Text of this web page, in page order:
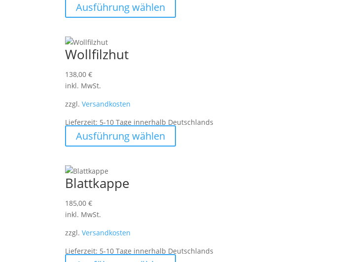
Ausführung wählen
Produkt
der
Produktseite
Wollfilzhut
138,00 €
inkl. MwSt.
zzgl. Versandkosten
Lieferzeit: 5-10 Tage innerhalb Deutschlands
Ausführung wählen
Produkt
der
Produktseite
Blattkappe
185,00 €
inkl. MwSt.
zzgl. Versandkosten
Lieferzeit: 5-10 Tage innerhalb Deutschlands